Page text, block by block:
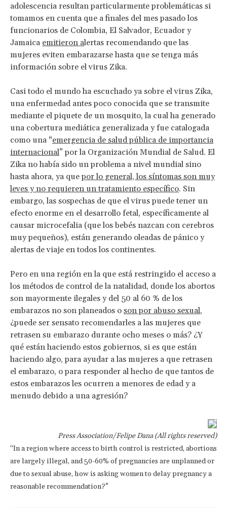
adolescencia resultan particularmente problemáticas si
tomamos en cuenta que a finales del mes pasado los
funcionarios de Colombia, El Salvador, Ecuador y
Jamaica emitieron alertas recomendando que las
mujeres eviten embarazarse hasta que se tenga más
información sobre el virus Zika.
Casi todo el mundo ha escuchado ya sobre el virus Zika,
una enfermedad antes poco conocida que se transmite
mediante el piquete de un mosquito, la cual ha generado
una cobertura mediática generalizada y fue catalogada
como una “emergencia de salud pública de importancia
internacional” por la Organización Mundial de Salud. El
Zika no había sido un problema a nivel mundial sino
hasta ahora, ya quepor lo general, los síntomas son muy
leves y no requieren un tratamiento específico. Sin
embargo, las sospechas de que el virus puede tener un
efecto enorme en el desarrollo fetal, específicamente al
causar microcefalia (que los bebés nazcan con cerebros
muy pequeños), están generando oleadas de pánico y
alertas de viaje en todos los continentes.
Pero en una región en la que está restringido el acceso a
los métodos de control de la natalidad, donde los abortos
son mayormente ilegales y del 50 al 60 % de los
embarazos no son planeados o son por abuso sexual,
¿puede ser sensato recomendarles a las mujeres que
retrasen su embarazo durante ocho meses o más? ¿Y
qué están haciendo estos gobiernos, si es que están
haciendo algo, para ayudar a las mujeres a que retrasen
el embarazo, o para responder al hecho de que tantos de
estos embarazos les ocurren a menores de edad y a
menudo debido a una agresión?
Press Association/Felipe Dana (All rights reserved)
“In a region where access to birth control is restricted, abortions
are largely illegal, and 50-60% of pregnancies are unplanned or
due to sexual abuse, how is asking women to delay pregnancy a
reasonable recommendation?”